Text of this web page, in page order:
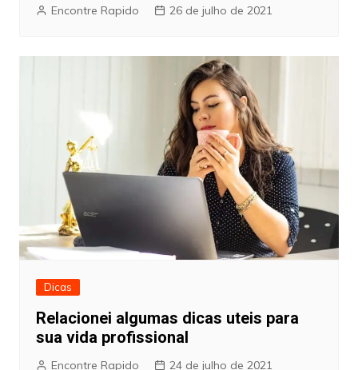
Encontre Rapido 26 de julho de 2021
Dicas
Relacionei algumas dicas uteis para
sua vida profissional
Encontre Rapido 24 de julho de 2021